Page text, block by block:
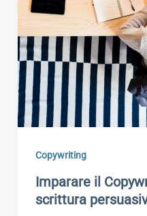
Copywriting
Imparare il
scrittura